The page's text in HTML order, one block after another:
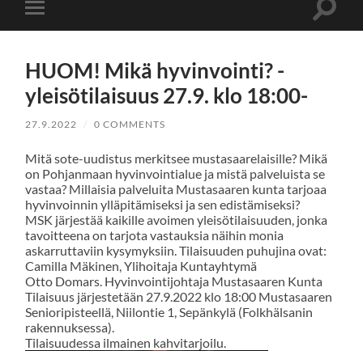
HUOM! Mikä hyvinvointi? -
yleisötilaisuus 27.9. klo 18:00-
27.9.2022 / 0 COMMENTS
Mitä sote-uudistus merkitsee mustasaarelaisille? Mikä
on Pohjanmaan hyvinvointialue ja mistä palveluista se
vastaa? Millaisia palveluita Mustasaaren kunta tarjoaa
hyvinvoinnin ylläpitämiseksi ja sen edistämiseksi?
MSK järjestää kaikille avoimen yleisötilaisuuden, jonka
tavoitteena on tarjota vastauksia näihin monia
askarruttaviin kysymyksiin. Tilaisuuden puhujina ovat:
Camilla Mäkinen, Ylihoitaja Kuntayhtymä
Otto Domars. Hyvinvointijohtaja Mustasaaren Kunta
Tilaisuus järjestetään 27.9.2022 klo 18:00 Mustasaaren
Senioripisteellä, Niilontie 1, Sepänkylä (Folkhälsanin
rakennuksessa).
Tilaisuudessa ilmainen kahvitarjoilu.